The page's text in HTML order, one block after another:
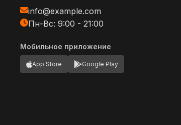
info@example.com
Пн-Вс: 9:00 - 21:00
Мобильное приложение
App Store Google Play